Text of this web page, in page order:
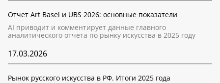
Отчет Art Basel и UBS 2026: основные показатели
AI приводит и комментирует данные главного
аналитического отчета по рынку искусства в 2025 году
17.03.2026
Рынок русского искусства в РФ. Итоги 2025 года